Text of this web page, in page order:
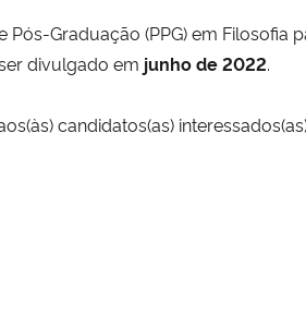
Graduação (PPG) em Filosofia
divulgado em junho de 2022.
candidatos(as)